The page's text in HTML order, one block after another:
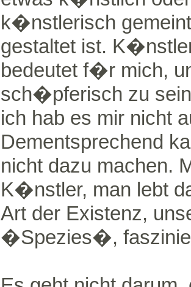
k�nstlerisch
gestaltet ist.
bedeutet f�r mich,
sch�pferisch zu
ich hab es mir nicht
Dementsprechend
nicht dazu machen.
K�nstler, man lebt
Art der Existenz,
�Spezies�,